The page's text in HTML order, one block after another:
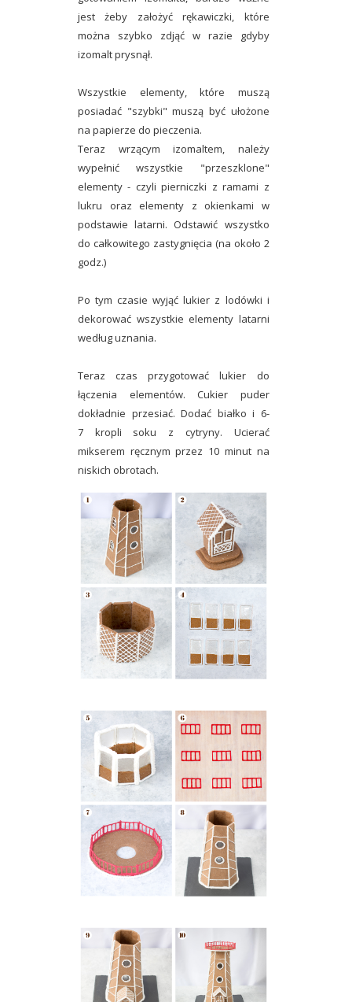
jest żeby założyć rękawiczki, które
można szybko zdjąć w razie gdyby
izomalt prysnął.
Wszystkie elementy, które muszą
posiadać "szybki" muszą być ułożone
na papierze do pieczenia.
Teraz wrzącym izomaltem, należy
wypełnić wszystkie "przeszklone"
elementy - czyli pierniczki z ramami z
lukru oraz elementy z okienkami w
podstawie latarni. Odstawić wszystko
do całkowitego zastygnięcia (na około 2
godz.)
Po tym czasie wyjąć lukier z lodówki i
dekorować wszystkie elementy latarni
według uznania.
Teraz czas przygotować lukier do
łączenia elementów. Cukier puder
dokładnie przesiać. Dodać białko i 6-
7 kropli soku z cytryny. Ucierać
mikserem ręcznym przez 10 minut na
niskich obrotach.